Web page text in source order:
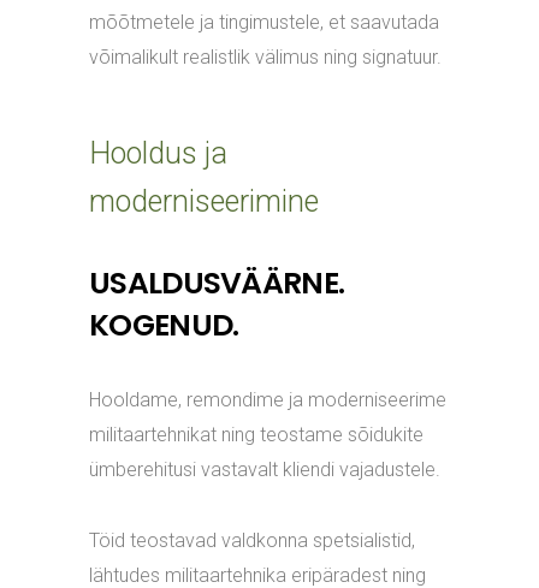
mõõtmetele ja tingimustele, et saavutada
võimalikult realistlik välimus ning signatuur.
Hooldus ja
moderniseerimine
USALDUSVÄÄRNE.
KOGENUD.
Hooldame, remondime ja moderniseerime
militaartehnikat ning teostame sõidukite
ümberehitusi vastavalt kliendi vajadustele.
Töid teostavad valdkonna spetsialistid,
lähtudes militaartehnika eripäradest ning